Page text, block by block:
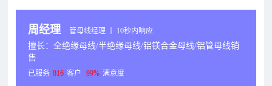
周经理 管母线经理 丨 10秒内响应
擅长：全绝缘母线/半绝缘母线/铝镁合金母线/铝管母线销
售
已服务 816 客户 99% 满意度